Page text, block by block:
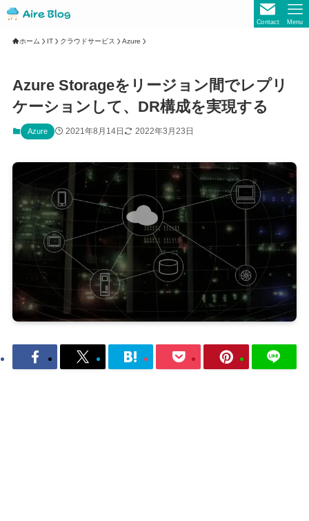
Contact Menu
ホーム IT クラウドサービス Azure
Azure Storageをリージョン間でレプリ
ケーションして、DR構成を実現する
Azure 2021年8月14日 2022年3月23日